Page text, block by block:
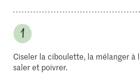
Ciseler la ciboulette, la mélanger à
saler et poivrer.